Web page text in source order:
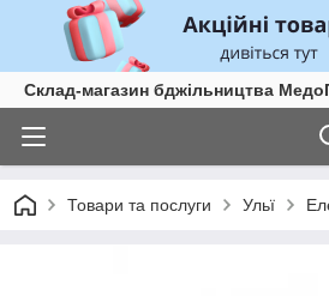
Склад-магазин бджільництва
Товари та послуги Ульї